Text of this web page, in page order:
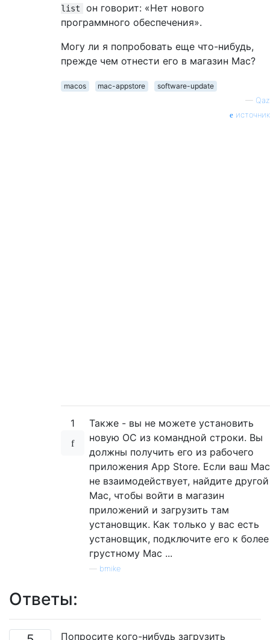
list
он говорит: «Нет нового
программного обеспечения».
Могу ли я попробовать еще что-нибудь,
прежде чем отнести его в магазин Mac?
macos mac-appstore
software-update
— Qaz
источник
1
Также - вы не можете установить
новую ОС из командной строки. Вы
должны получить его из рабочего
приложения App Store. Если ваш Mac
не взаимодействует, найдите другой
Mac, чтобы войти в магазин
приложений и загрузить там
установщик. Как только у вас есть
установщик, подключите его к более
грустному Mac ...
bmike
Ответы:
Попросите кого-нибудь загрузить